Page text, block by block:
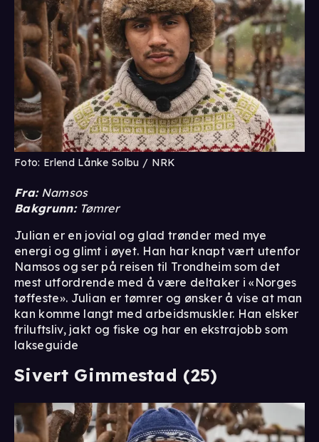
Foto: Erlend Lånke Solbu / NRK
Fra:Namsos
Bakgrunn: Tømrer
Julian er en jovial og glad trønder med mye
energi og glimt i øyet. Han har knapt vært utenfor
Namsos og ser på reisen til Trondheim som det
mest utfordrende med å være deltaker i «Norges
tøffeste». Julian er tømrer og ønsker å vise at man
kan komme langt med arbeidsmuskler. Han elsker
friluftsliv, jakt og fiske og har en ekstrajobb som
lakseguide
Sivert Gimmestad (25)